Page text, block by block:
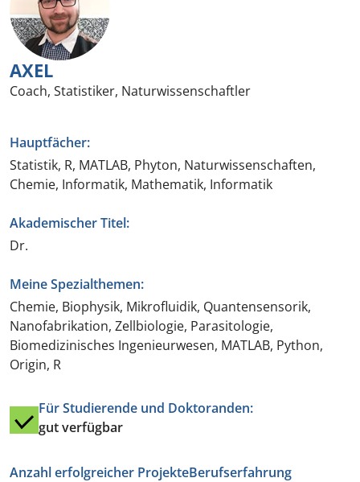
AXEL
Coach, Statistiker, Naturwissenschaftler
Hauptfächer:
Statistik, R, MATLAB, Phyton, Naturwissenschaften,
Chemie, Informatik, Mathematik, Informatik
Akademischer Titel:
Dr.
Meine Spezialthemen:
Chemie, Biophysik, Mikrofluidik, Quantensensorik,
Nanofabrikation, Zellbiologie, Parasitologie,
Biomedizinisches Ingenieurwesen, MATLAB, Python,
Origin, R
Für Studierende und Doktoranden:
gut verfügbar
Anzahl erfolgreicher ProjekteBerufserfahrung